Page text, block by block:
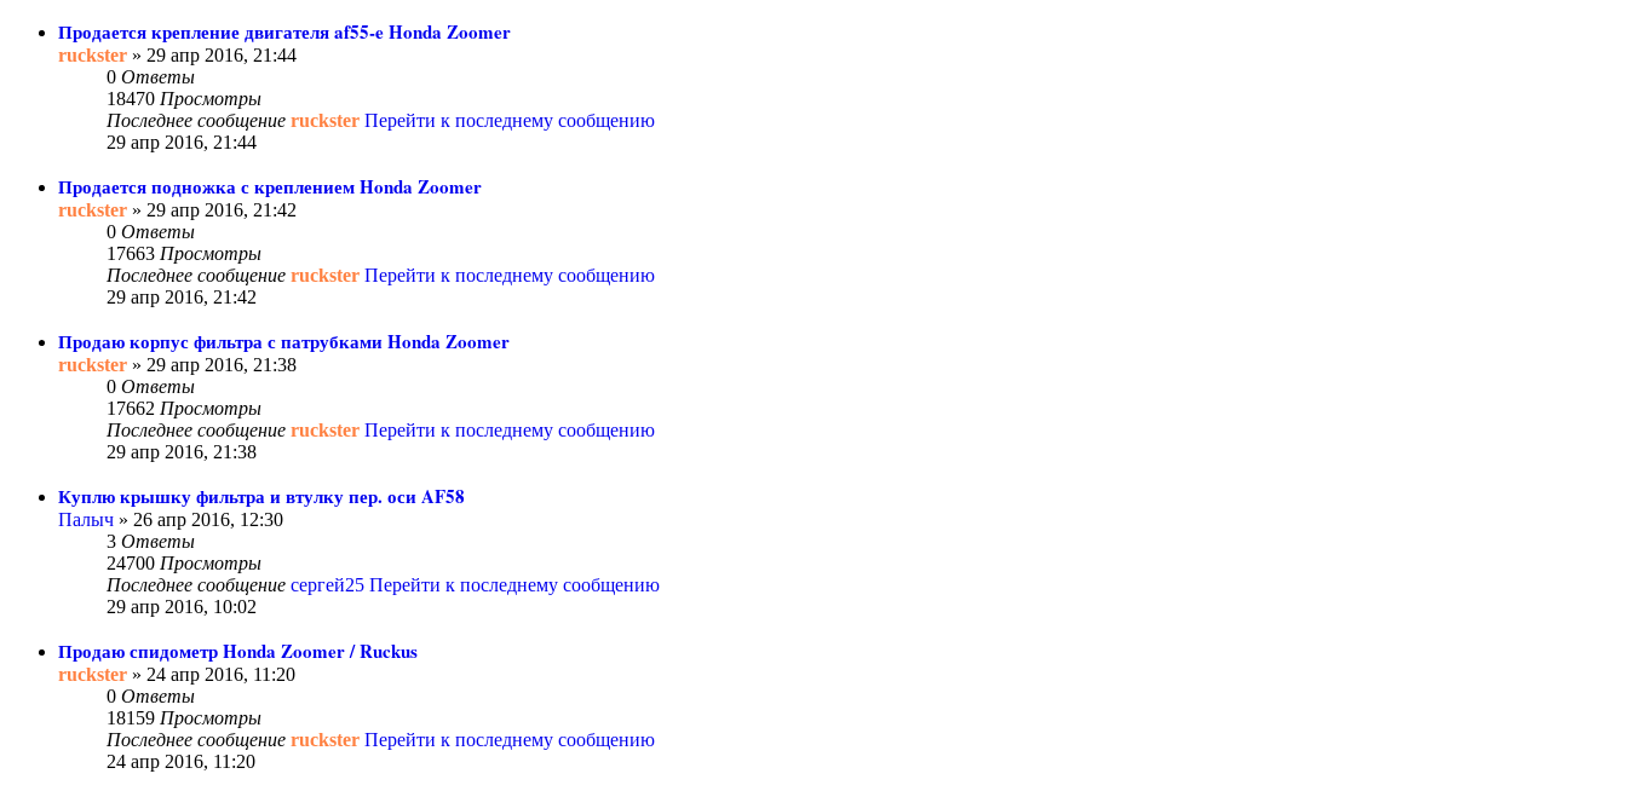
Продается крепление двигателя af55-e Honda Zoomer
ruckster » 29 апр 2016, 21:44
0 Ответы
18470 Просмотры
Последнее сообщение ruckster Перейти к последнему сообщению
29 апр 2016, 21:44
Продается подножка с креплением Honda Zoomer
ruckster » 29 апр 2016, 21:42
0 Ответы
17663 Просмотры
Последнее сообщение ruckster Перейти к последнему сообщению
29 апр 2016, 21:42
Продаю корпус фильтра с патрубками Honda Zoomer
ruckster » 29 апр 2016, 21:38
0 Ответы
17662 Просмотры
Последнее сообщение ruckster Перейти к последнему сообщению
29 апр 2016, 21:38
Куплю крышку фильтра и втулку пер. оси AF58
Палыч » 26 апр 2016, 12:30
3 Ответы
24700 Просмотры
Последнее сообщение сергей25 Перейти к последнему сообщению
29 апр 2016, 10:02
Продаю спидометр Honda Zoomer / Ruckus
ruckster » 24 апр 2016, 11:20
0 Ответы
18159 Просмотры
Последнее сообщение ruckster Перейти к последнему сообщению
24 апр 2016, 11:20